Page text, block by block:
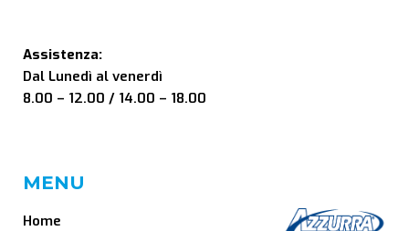
Assistenza:
Dal Lunedì al venerdì
8.00 – 12.00 / 14.00 – 18.00
MENU
Home